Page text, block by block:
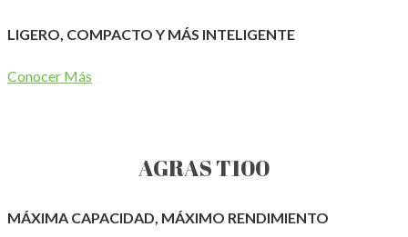
LIGERO, COMPACTO Y MÁS INTELIGENTE
Conocer Más
AGRAS T100
MÁXIMA CAPACIDAD, MÁXIMO RENDIMIENTO